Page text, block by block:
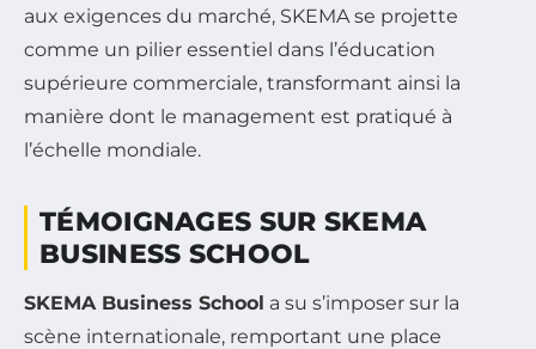
aux exigences du marché, SKEMA se projette
comme un pilier essentiel dans l’éducation
supérieure commerciale, transformant ainsi la
manière dont le management est pratiqué à
l’échelle mondiale.
TÉMOIGNAGES SUR SKEMA
BUSINESS SCHOOL
SKEMA Business School a su s’imposer sur la
scène internationale, remportant une place